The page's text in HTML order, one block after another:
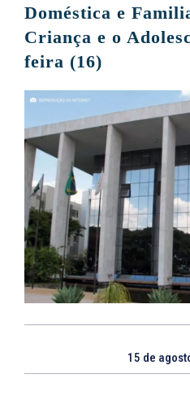
Doméstica e
Criança e o
feira (16)
15 de